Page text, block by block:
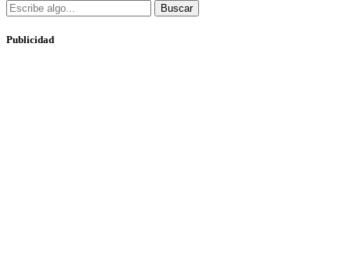
Buscar
Publicidad